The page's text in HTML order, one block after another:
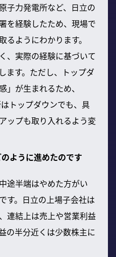
子力発電所など、日立の
を経験したため、現場で
ようにわかります。
、実際の経験に基づいて
ます。ただし、トップダ
」が生まれるため、
トップダウンでも、具
ップも取り入れるよう変
ように進めたのです
途半端はやめた方がい
す。日立の上場子会社は
連結上は売上や営業利益
の半分近くは少数株主に